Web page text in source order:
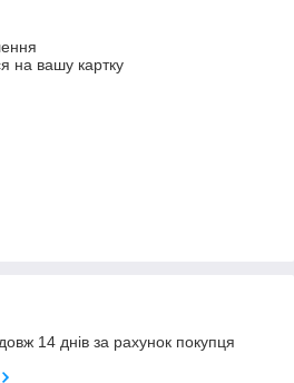
на вашу картку
14 днів за рахунок покупця